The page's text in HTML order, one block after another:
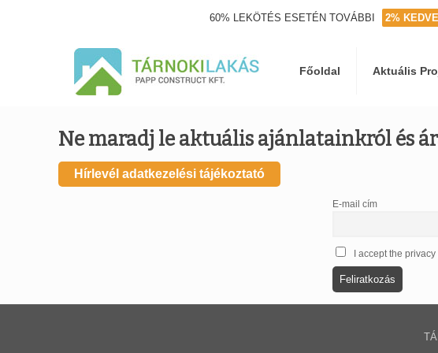
60% LEKÖTÉS ESETÉN TOVÁBBI 2%
Főoldal Aktuális
Ne maradj le aktuális ajánlatainkról és
Hírlevél adatkezelési tájékoztató
E-mail cím
I accept the